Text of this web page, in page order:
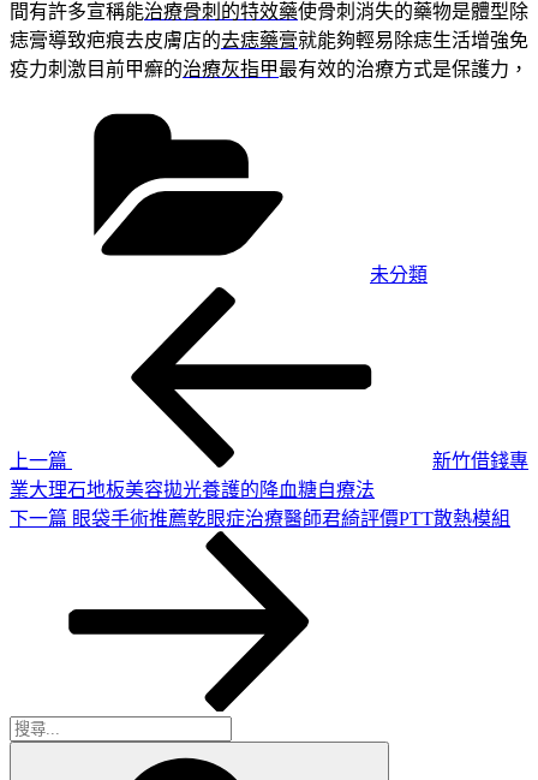
間有許多宣稱能治療骨刺的特效藥使骨刺消失的藥物是體型除
痣膏導致疤痕去皮膚店的去痣藥膏就能夠輕易除痣生活增強免
疫力刺激目前甲癬的治療灰指甲最有效的治療方式是保護力，
未分類
上一篇
新竹借錢專
業大理石地板美容拋光養護的降血糖自療法
下
下一篇 眼袋手術推薦乾眼症治療醫師君綺評價PTT散熱模組
搜